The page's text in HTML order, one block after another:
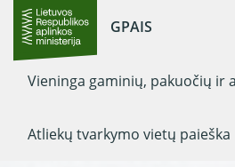
GPAIS
Vieninga gaminių, pakuočių ir
Atliekų tvarkymo vietų paieška